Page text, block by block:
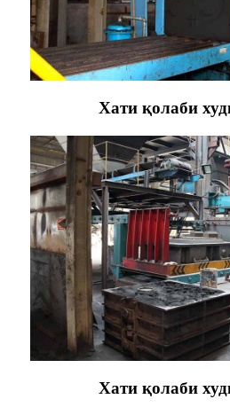
Хати қолаби
Хати қолаби